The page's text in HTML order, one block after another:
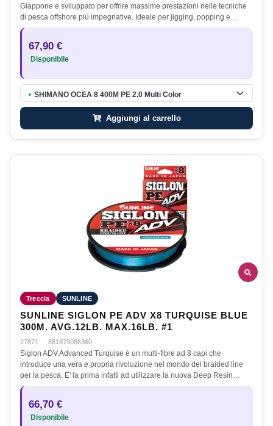
Giappone e sviluppato per offrire massime prestazioni nelle tecniche
di pesca offshore più impegnative. Ideale per jigging, popping e…
67,90 €
Disponibile
● SHIMANO OCEA 8 400M PE 2.0 Multi Color
Aggiungi al carrello
Treccia SUNLINE
SUNLINE SIGLON PE ADV X8 TURQUISE BLUE
300M. AVG.12LB. MAX.16LB. #1
27871 · 881879086360
Siglon ADV Advanced Turquise è un multi-fibre ad 8 capi che
introduce una vera e propria rivoluzione nel mondo dei braided line
per la pesca. E' la prima infatti ad utilizzare la nuova Deep Resin…
66,70 €
Disponibile